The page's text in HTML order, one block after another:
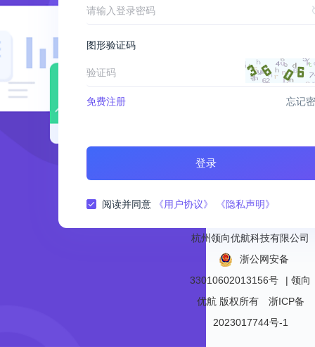
图形验证码
免费注册 忘记
登录
阅读并同意 《用户协议》 《隐私声明》
杭州领向优航科技有限公司
浙公网安备
33010602013156号
| 领向
优航 版权所有
浙ICP备
2023017744号-1